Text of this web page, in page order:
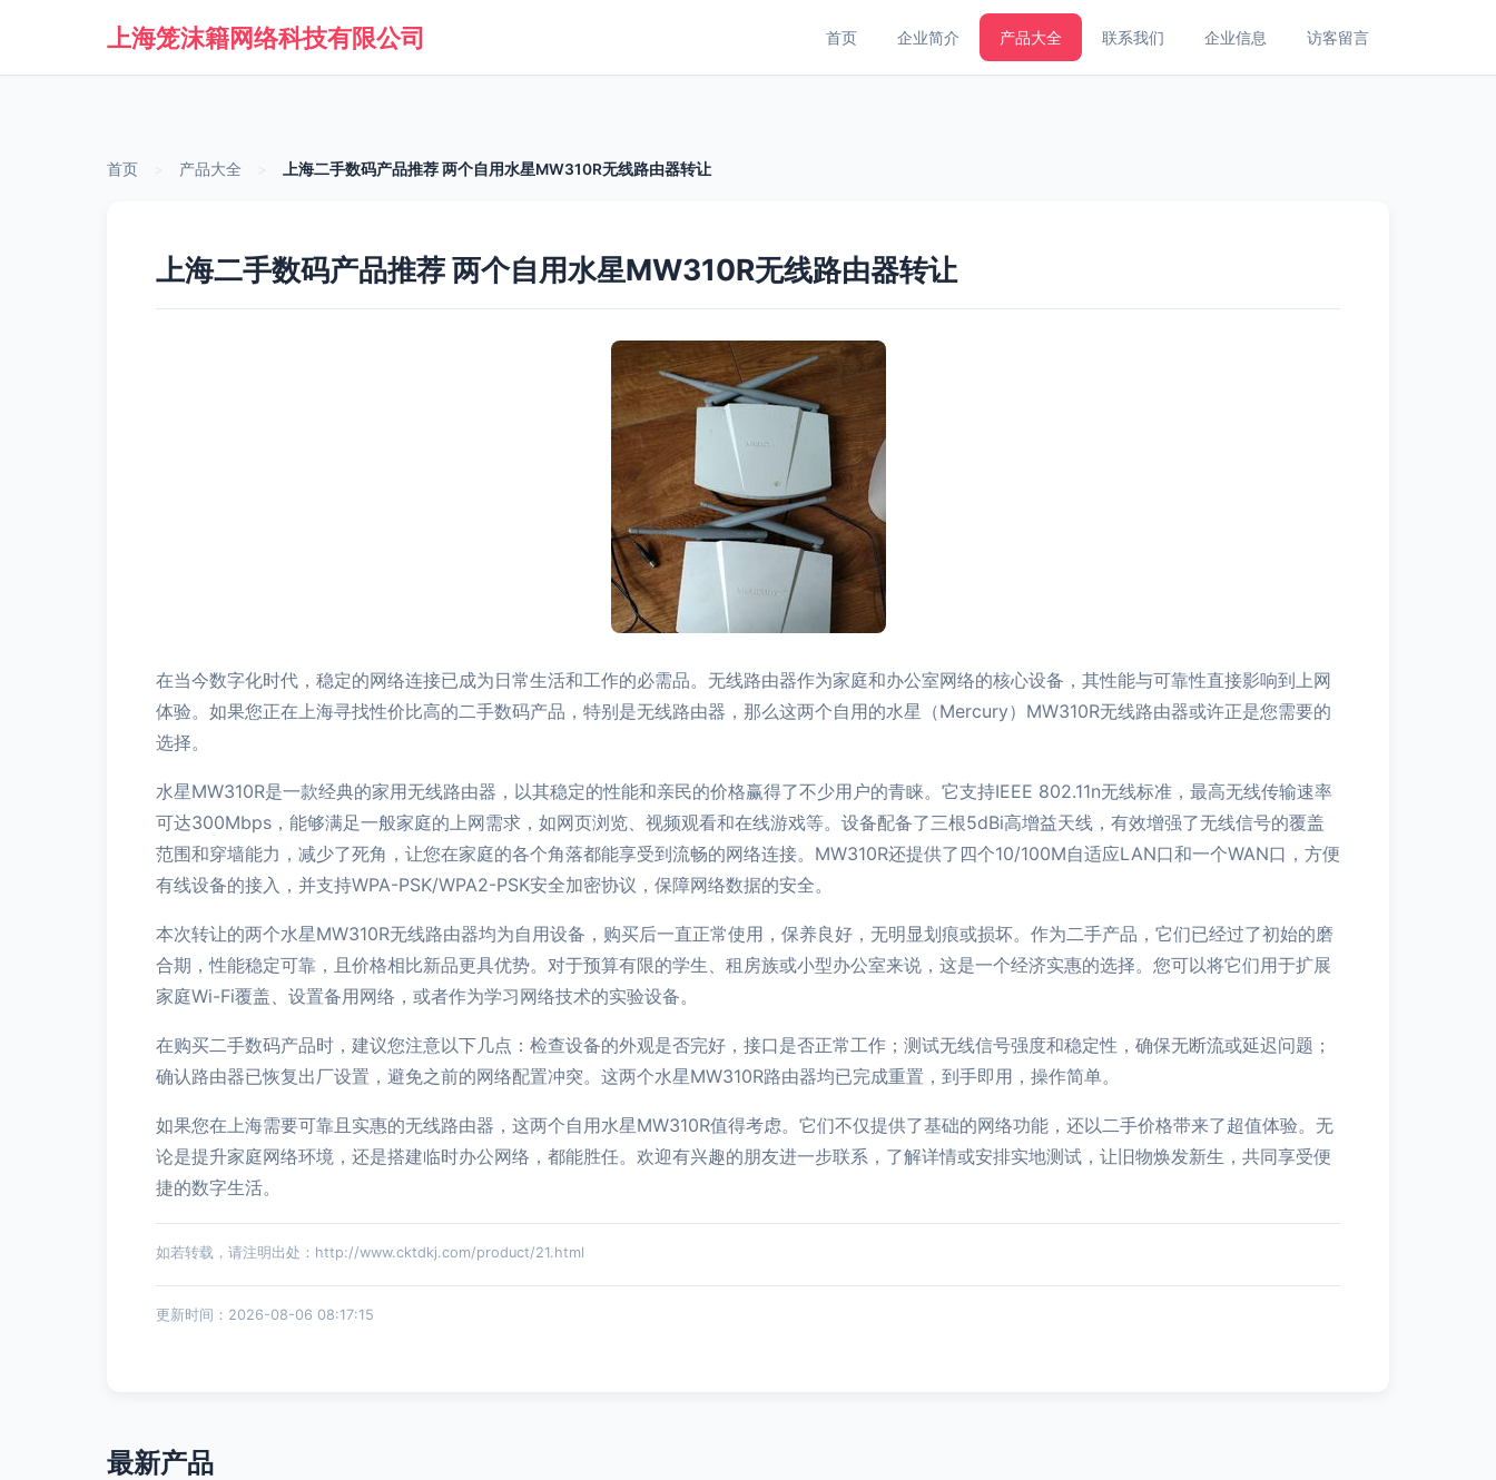
上海笼沫籍网络科技有限公司 首页 企业简介 产品大全 联系我们 企业信息 访客留言
首页 产品大全 上海二手数码产品推荐 两个自用水星MW310R无线路由器转让
上海二手数码产品推荐 两个自用水星MW310R无线路由器转让
在当今数字化时代，稳定的网络连接已成为日常生活和工作的必需品。无线路由器作为家庭和办公室网络的核心设备，其性能与可靠性直接影响到上网
体验。如果您正在上海寻找性价比高的二手数码产品，特别是无线路由器，那么这两个自用的水星（Mercury）MW310R无线路由器或许正是您需要的
选择。
水星MW310R是一款经典的家用无线路由器，以其稳定的性能和亲民的价格赢得了不少用户的青睐。它支持IEEE 802.11n无线标准，最高无线传输速率
可达300Mbps，能够满足一般家庭的上网需求，如网页浏览、视频观看和在线游戏等。设备配备了三根5dBi高增益天线，有效增强了无线信号的覆盖
范围和穿墙能力，减少了死角，让您在家庭的各个角落都能享受到流畅的网络连接。MW310R还提供了四个10/100M自适应LAN口和一个WAN口，方便
有线设备的接入，并支持WPA-PSK/WPA2-PSK安全加密协议，保障网络数据的安全。
本次转让的两个水星MW310R无线路由器均为自用设备，购买后一直正常使用，保养良好，无明显划痕或损坏。作为二手产品，它们已经过了初始的磨
合期，性能稳定可靠，且价格相比新品更具优势。对于预算有限的学生、租房族或小型办公室来说，这是一个经济实惠的选择。您可以将它们用于扩展
家庭Wi-Fi覆盖、设置备用网络，或者作为学习网络技术的实验设备。
在购买二手数码产品时，建议您注意以下几点：检查设备的外观是否完好，接口是否正常工作；测试无线信号强度和稳定性，确保无断流或延迟问题；
确认路由器已恢复出厂设置，避免之前的网络配置冲突。这两个水星MW310R路由器均已完成重置，到手即用，操作简单。
如果您在上海需要可靠且实惠的无线路由器，这两个自用水星MW310R值得考虑。它们不仅提供了基础的网络功能，还以二手价格带来了超值体验。无
论是提升家庭网络环境，还是搭建临时办公网络，都能胜任。欢迎有兴趣的朋友进一步联系，了解详情或安排实地测试，让旧物焕发新生，共同享受便
捷的数字生活。
如若转载，请注明出处：http://www.cktdkj.com/product/21.html
更新时间：2026-08-06 08:17:15
最新产品